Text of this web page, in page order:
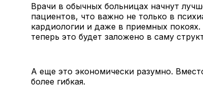
Врачи в обычных больницах начнут
пациентов, что важно не только в
кардиологии и даже в приемных
теперь это будет заложено в саму
А еще это экономически разумно.
более гибкая.